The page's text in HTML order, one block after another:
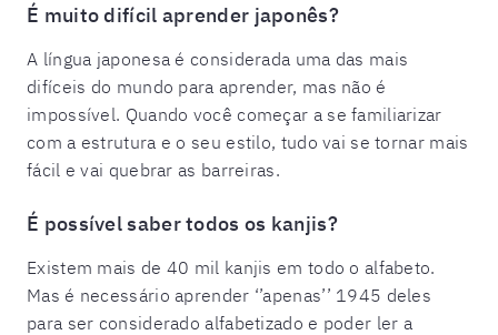
É muito difícil aprender japonês?
A língua japonesa é considerada uma das mais
difíceis do mundo para aprender, mas não é
impossível. Quando você começar a se familiarizar
com a estrutura e o seu estilo, tudo vai se tornar mais
fácil e vai quebrar as barreiras.
É possível saber todos os kanjis?
Existem mais de 40 mil kanjis em todo o alfabeto.
Mas é necessário aprender ‘’apenas’’ 1945 deles
para ser considerado alfabetizado e poder ler a